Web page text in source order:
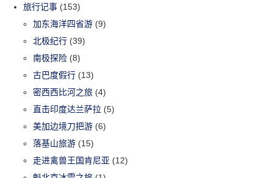
旅行记事 (153)
加东海洋四省游 (9)
北极纪行 (39)
南极探险 (8)
古巴度假行 (13)
密西西比河之旅 (4)
直击印度达兰萨拉 (5)
美加边境刀把游 (6)
落基山旅游 (15)
走进禽兽王国肯尼亚 (12)